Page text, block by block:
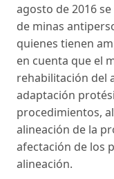
agos­to de 2016
de minas
quie­nes tienen
en cuenta que el
rehabi­litación del
adaptación
procedimientos,
alineación de la
afectación de los
alineación.